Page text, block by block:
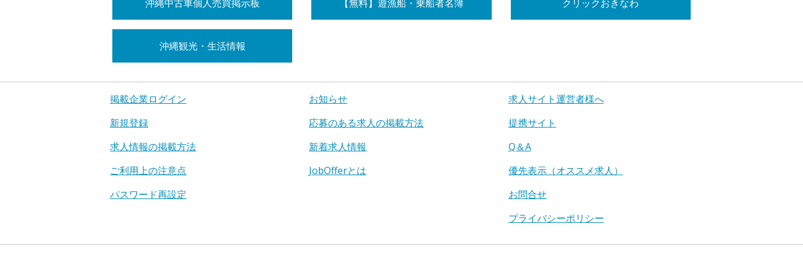
沖縄中古車個人売買掲示板 【無料】遊漁船・乗船者名簿 クリックおきなわ
沖縄観光・生活情報
掲載企業ログイン
新規登録
求人情報の掲載方法
ご利用上の注意点
パスワード再設定
お知らせ
応募のある求人の掲載方法
新着求人情報
JobOfferとは
求人サイト運営者様へ
提携サイト
Q＆A
優先表示（オススメ求人）
お問合せ
プライバシーポリシー